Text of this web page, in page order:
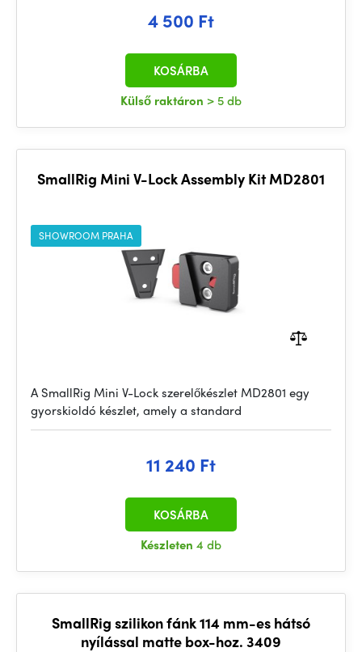
4 500 Ft
Külső raktáron > 5 db
KOSÁRBA
SmallRig Mini V-Lock Assembly Kit MD2801
SHOWROOM PRAHA
A SmallRig Mini V-Lock szerelőkészlet MD2801 egy
gyorskioldó készlet, amely a standard
11 240 Ft
Készleten 4 db
KOSÁRBA
SmallRig szilikon fánk 114 mm-es hátsó
nyílással matte box-hoz. 3409